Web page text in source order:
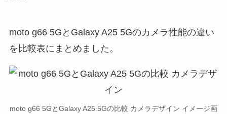
moto g66 5GとGalaxy A25 5Gのカメラ性能の違い
を比較表にまとめました。
moto g66 5GとGalaxy A25 5Gの比較 カメラデザイン イメージ画